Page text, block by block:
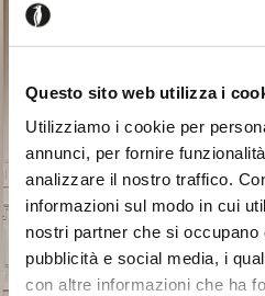
Questo sito web utilizza i
Utilizziamo i cookie per
annunci, per fornire
analizzare il nostro traffico.
informazioni sul modo in cui
nostri partner che si occupano
pubblicità e social media, i
con altre informazioni che ha